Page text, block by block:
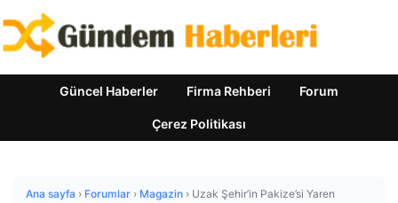
Güncel Haberler Firma Rehberi Forum
Çerez Politikası
Ana sayfa › Forumlar › Magazin › Uzak Şehir’in Pakize’si Yaren